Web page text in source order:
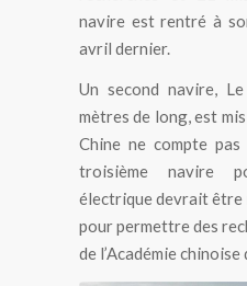
navire est rentré à
avril dernier.
Un second navire, Le
mètres de long, est
Chine ne compte pas
troisième navire
électrique devrait être
pour permettre des
de l’Académie chinoise